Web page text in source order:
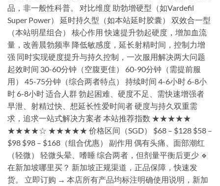
品，非一般性科普。 对比维度 助勃增硬型（如Vardefil
Super Power） 延时持久型（如本站延时胶囊） 双效合一型
（本站明星组合） 核心作用 快速提升勃起硬度，增加血流
量，改善晨勃频率 降低敏感度，延长射精时间，控制力增
强 同时实现硬度提升与持久控制，一次服用解决两大问题
起效时间 30-60分钟（空腹更佳） 60-90分钟（需提前服
用） 45-75分钟（综合两者特点） 持续时间 4-6小时 6-8小
时 6-8小时 适合人群 勃起困难、硬度不足、需快速增强者
早泄、射精过快、想延长性爱时间者 硬度与持久双重需
求，追求一站式解决方案者 本站推荐指数 ★★★★★
★★★★☆ ★★★★★ 价格区间（SGD） $68 – $128 $58 –
$98 $98 – $168（组合优惠） 副作用 偶有头痛、面部潮红
（轻微） 轻微头晕、嗜睡 综合两者，但剂量平衡后更少 🔹
在新加坡哪里买？ 新加坡正规渠道，正品保障，快速发
货。 立即订购 → 本店所有产品均标注明确使用说明，新加